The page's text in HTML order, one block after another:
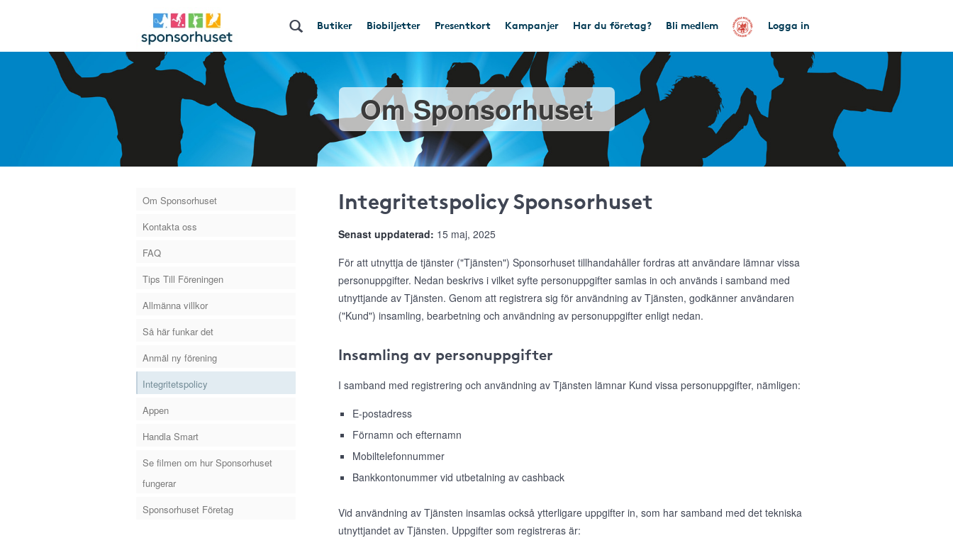
Butiker Biobiljetter Presentkort Kampanjer Har du företag? Bli medlem Logga in
Om Sponsorhuset
Om Sponsorhuset
Kontakta oss
FAQ
Tips Till Föreningen
Allmänna villkor
Så här funkar det
Anmäl ny förening
Integritetspolicy
Appen
Handla Smart
Se filmen om hur Sponsorhuset
fungerar
Sponsorhuset Företag
Integritetspolicy Sponsorhuset
Senast uppdaterad: 15 maj, 2025
För att utnyttja de tjänster ("Tjänsten") Sponsorhuset tillhandahåller fordras att användare lämnar vissa
personuppgifter. Nedan beskrivs i vilket syfte personuppgifter samlas in och används i samband med
utnyttjande av Tjänsten. Genom att registrera sig för användning av Tjänsten, godkänner användaren
("Kund") insamling, bearbetning och användning av personuppgifter enligt nedan.
Insamling av personuppgifter
I samband med registrering och användning av Tjänsten lämnar Kund vissa personuppgifter, nämligen:
E-postadress
Förnamn och efternamn
Mobiltelefonnummer
Bankkontonummer vid utbetalning av cashback
Vid användning av Tjänsten insamlas också ytterligare uppgifter in, som har samband med det tekniska
utnyttjandet av Tjänsten. Uppgifter som registreras är: